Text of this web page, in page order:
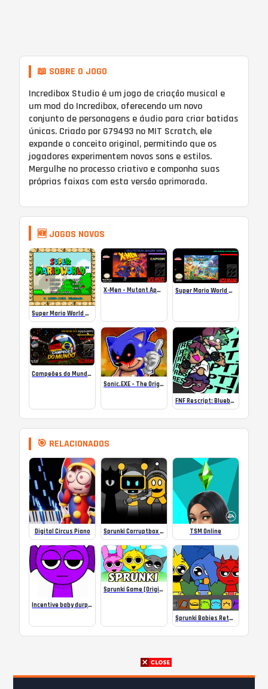
📖 SOBRE O JOGO
Incredibox Studio é um jogo de criação musical e
um mod do Incredibox, oferecendo um novo
conjunto de personagens e áudio para criar batidas
únicas. Criado por G79493 no MIT Scratch, ele
expande o conceito original, permitindo que os
jogadores experimentem novos sons e estilos.
Mergulhe no processo criativo e componha suas
próprias faixas com esta versão aprimorada.
🆕 JOGOS NOVOS
Super Mario World SA-1 Online
X-Men – Mutant Apocalypse Rebalanced Online Super Mario World Mix Online
Campeões do Mundo (ISS) Online
Sonic.EXE – The Original Game Online
FNF Rescript: Blueballed
🎯 RELACIONADOS
Digital Circus Piano Sprunki Corruptbox 3 Infected War TSM Online
Incentive baby durple Sprunki!
Sprunki Game [Original] Online
Sprunki Babies Retake